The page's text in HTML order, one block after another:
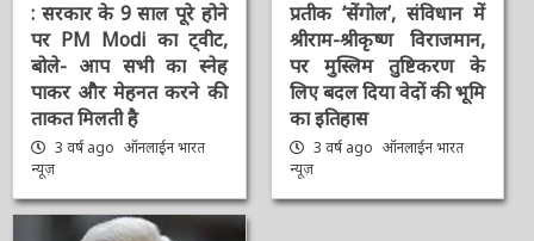
: सरकार के 9 साल पूरे होने
पर PM Modi का ट्वीट,
बोले- आप सभी का स्नेह
पाकर और मेहनत करने की
ताकत मिलती है
3 वर्ष ago ऑनलाईन भारत
न्यूज़
प्रतीक ‘सेंगोल’, संविधान में
श्रीराम-श्रीकृष्ण विराजमान,
पर मुस्लिम तुष्टिकरण के
लिए बदल दिया वेदों की भूमि
का इतिहास
3 वर्ष ago ऑनलाईन भारत
न्यूज़